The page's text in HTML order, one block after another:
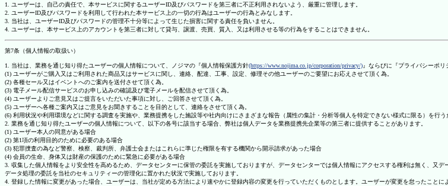
1. ユーザーは、自己の責任で、本サービスに関するユーザーID及びパスワードを第三者に不正利用されないよう、厳重に管理します。
2. ユーザーID及びパスワードを利用して行われた本サービス上の一切の行為はユーザーの行為とみなします。
3. 当社は、ユーザーID及びパスワードの管理不十分等によって生じた損害に関する責任を負いません。
4. ユーザーは、本サービス上のアカウントを第三者に対して貸与、譲渡、売買、質入、又は利用させる等の行為をすることはできません。
第7条（個人情報の取扱い）
1. 当社は、業務を通じ知り得たユーザーの個人情報について、ノジマの『個人情報保護方針(https://www.nojima.co.jp/corporation/privacy/)』ならびに『プライバシーポリ
(1) ユーザーがご購入又はご利用された商品又はサービスに関し、連絡、配達、工事、設定、修理その他ユーザーのご要望にお応えさせて頂く為。
(2) 各種セール又はイベントへのご案内を送付させて頂く為。
(3) 電子メール配信サービスのお申し込みの確認及び電子メールを配信させて頂く為。
(4) ユーザーよりご意見又はご提言をいただいた事項に対し、ご回答させて頂く為。
(5) ユーザーへ各種ご案内又はご意見をお聞きすることを目的として、連絡をさせて頂く為。
(6) 利用状況や利用環境などに関する調査を実施や、業務提携をした施設等や社内向けにさまざまな報告（属性の集計・分析等個人を特定できない様式に限る）を行う
2. 業務を通じ知り得たユーザーの個人情報について、以下の各号に該当する場合、弊社は個人データを業務提携先企業等の第三者に提供することがあります。
(1) ユーザー本人の同意がある場合
(2) 第1項の利用目的のために必要のある場合
(3) 犯罪捜査の為など警察、検察、裁判所、弁護士会またはこれらに準じた権限を有する機関から開示請求があった場合
(4) 会員の生命、身体又は財産の保護のために緊急に必要がある場合
3. 収集した個人情報をより安全性を高めるため、データセンターに保管の委託を実施しておりますが、データセンターでは個人情報にアクセスする権利は無く、又デ
データ処理の委託を当社のセキュリティーの管理化に置かれた状況で実施しております。
4. 登録した情報に変更があった場合、ユーザーは、当社が定める方法により速やかに登録内容の変更を行っていただくものとします。ユーザーが変更を怠ったこと